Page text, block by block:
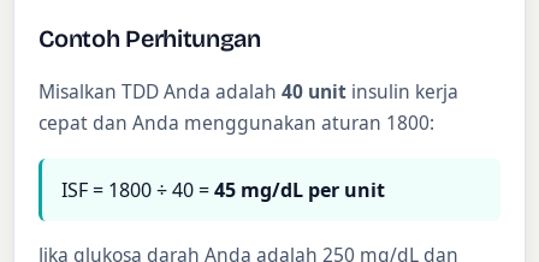
Contoh Perhitungan
Misalkan TDD Anda adalah40 unit insulin kerja
cepat dan Anda menggunakan aturan 1800:
ISF = 1800 ÷ 40 =45 mg/dL per unit
Jika glukosa darah Anda adalah 250 mg/dL dan